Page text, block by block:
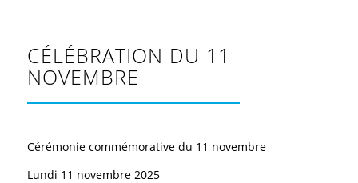
CÉLÉBRATION DU 11
NOVEMBRE
Cérémonie commémorative du 11 novembre
Lundi 11 novembre 2025